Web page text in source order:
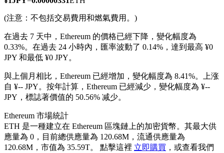
USDC永續
(注意：不包括交易費用和燃氣費用。)
在過去 7 天中，Ethereum 的價格已經下降，變化幅度為
0.33%。 在過去 24 小時內，匯率波動了 0.14%，達到最高 ¥0
JPY 和最低 ¥0 JPY。
與上個月相比，Ethereum 已經增加，變化幅度為 8.41%。上涨
自 ¥-- JPY。 按年計算，Ethereum 已經減少，變化幅度為 ¥--
JPY，標誌著價值的 50.56% 减少。
Ethereum 市場統計
ETH 是一種建立在 Ethereum 區塊鏈上的加密貨幣。其最大供
應量為 0，目前總供應量為 120.68M，流通供應量為
120.68M，市值為 35.59T。 點擊這裡 立即購買 ，或查看我們